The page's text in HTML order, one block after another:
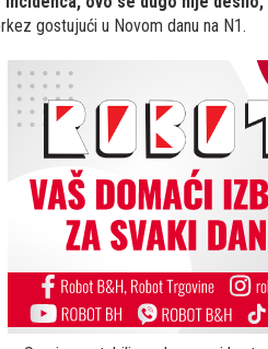
gostujući u Novom danu na N1.